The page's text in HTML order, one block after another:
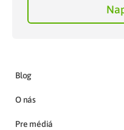
Blog
O nás
Pre médiá